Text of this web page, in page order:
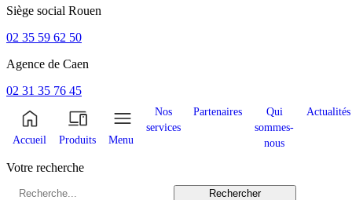
Siège social Rouen
02 35 59 62 50
Agence de Caen
02 31 35 76 45
Accueil Produits Menu
Nos
services
Partenaires
Qui
sommes-
nous
Actualités
Votre recherche
Rechercher